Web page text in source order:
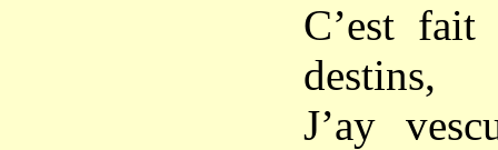
C’est
destins,
J’ay